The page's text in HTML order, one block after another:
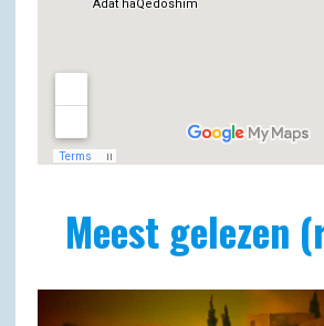
Meest gelezen